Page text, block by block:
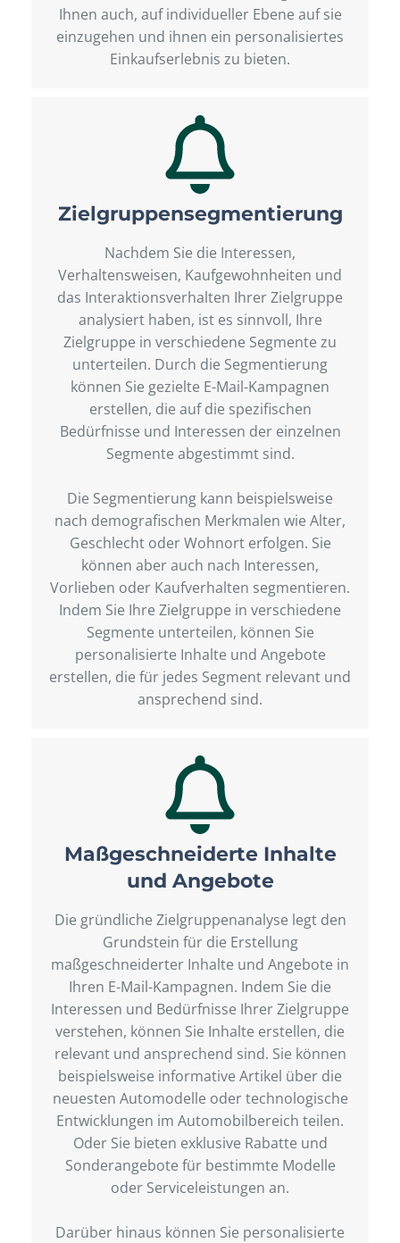
Ihnen auch, auf individueller Ebene auf sie
einzugehen und ihnen ein personalisiertes
Einkaufserlebnis zu bieten.
Zielgruppensegmentierung
Nachdem Sie die Interessen,
Verhaltensweisen, Kaufgewohnheiten und
das Interaktionsverhalten Ihrer Zielgruppe
analysiert haben, ist es sinnvoll, Ihre
Zielgruppe in verschiedene Segmente zu
unterteilen. Durch die Segmentierung
können Sie gezielte E-Mail-Kampagnen
erstellen, die auf die spezifischen
Bedürfnisse und Interessen der einzelnen
Segmente abgestimmt sind.
Die Segmentierung kann beispielsweise
nach demografischen Merkmalen wie Alter,
Geschlecht oder Wohnort erfolgen. Sie
können aber auch nach Interessen,
Vorlieben oder Kaufverhalten segmentieren.
Indem Sie Ihre Zielgruppe in verschiedene
Segmente unterteilen, können Sie
personalisierte Inhalte und Angebote
erstellen, die für jedes Segment relevant und
ansprechend sind.
Maßgeschneiderte Inhalte
und Angebote
Die gründliche Zielgruppenanalyse legt den
Grundstein für die Erstellung
maßgeschneiderter Inhalte und Angebote in
Ihren E-Mail-Kampagnen. Indem Sie die
Interessen und Bedürfnisse Ihrer Zielgruppe
verstehen, können Sie Inhalte erstellen, die
relevant und ansprechend sind. Sie können
beispielsweise informative Artikel über die
neuesten Automodelle oder technologische
Entwicklungen im Automobilbereich teilen.
Oder Sie bieten exklusive Rabatte und
Sonderangebote für bestimmte Modelle
oder Serviceleistungen an.
Darüber hinaus können Sie personalisierte